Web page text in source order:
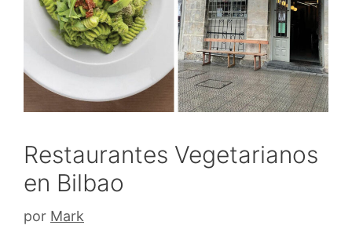
Restaurantes Vegetarianos
en Bilbao
por Mark